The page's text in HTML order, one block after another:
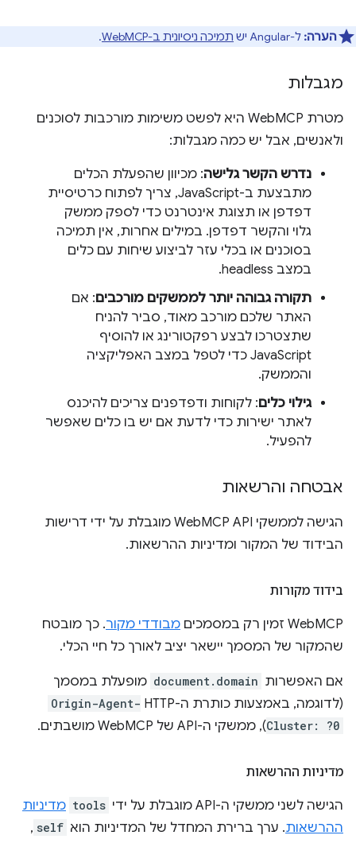
הערה: ל-Angular יש תמיכה ניסיונית ב-WebMCP .
מגבלות
מטרת WebMCP היא לפשט משימות מורכבות לסוכנים
ולאנשים, אבל יש כמה מגבלות:
נדרש הקשר גלישה: מכיוון שהפעלת הכלים
מתבצעת ב-JavaScript, צריך לפתוח כרטיסיית
דפדפן או תצוגת אינטרנט כדי לספק ממשק
גלוי והקשר דפדפן. במילים אחרות, אין תמיכה
בסוכנים או בכלי עזר לביצוע שיחות עם כלים
במצב headless.
תקורה גבוהה יותר לממשקים מורכבים: אם
האתר שלכם מורכב מאוד, סביר להניח
שתצטרכו לבצע רפקטורינג או להוסיף
JavaScript כדי לטפל במצב האפליקציה
והממשק.
גילוי כלים: לקוחות ודפדפנים צריכים להיכנס
לאתר ישירות כדי לדעת אם יש בו כלים שאפשר
להפעיל.
אבטחה והרשאות
הגישה לממשקי WebMCP API מוגבלת על ידי דרישות
הבידוד של המקור ומדיניות ההרשאות.
בידוד מקורות
‫WebMCP זמין רק במסמכים מבודדי מקור. כך מובטח
שהמקור של המסמך יישאר יציב לאורך כל חיי הכלי.
אם האפשרות document.domain מופעלת במסמך
(לדוגמה, באמצעות כותרת ה-HTTP‏
Origin-Agent-
Cluster: ?0), ממשקי ה-API של WebMCP מושבתים.
מדיניות ההרשאות
הגישה לשני ממשקי ה-API מוגבלת על ידי tools מדיניות
ההרשאות. ערך ברירת המחדל של המדיניות הוא self
,